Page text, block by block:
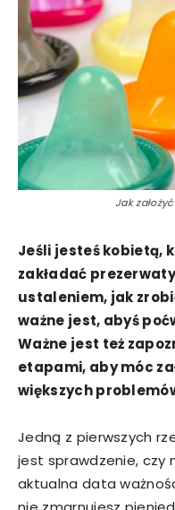
Jak
Jeśli jesteś kobietą,
zakładać
ustaleniem, jak
ważne jest, abyś
Ważne jest też
etapami, aby móc
większych
Jedną z pierwszych
jest sprawdzenie, czy
aktualna data